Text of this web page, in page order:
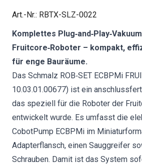
Art.-Nr.: RBTX-SLZ-0022
Komplettes
Fruitcore‑Roboter – kompakt,
für enge Bauräume.
Das Schmalz ROB‑SET ECBPMi
10.03.01.00677) ist ein
das speziell für die Roboter der
entwickelt wurde. Es umfasst die
CobotPump ECBPMi im
Adapterflansch, einen Sauggreifer
Schrauben. Damit ist das System